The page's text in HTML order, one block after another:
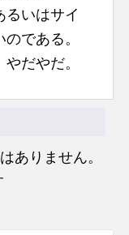
いはサイ
である。
だやだ。
ありません。